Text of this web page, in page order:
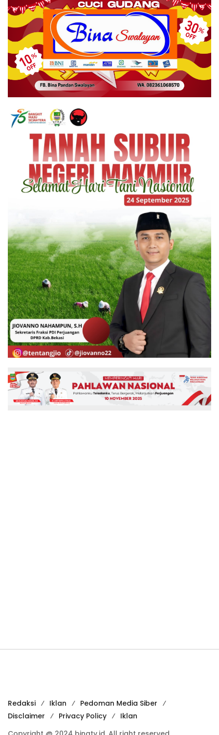
Redaksi Iklan
Pedoman Media Siber
Disclaimer
Privacy Policy
Iklan